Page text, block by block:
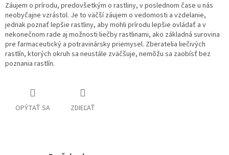
Záujem o prírodu, predovšetkým o rastliny, v poslednom čase u nás
neobyčajne vzrástol. Je to väčší záujem o vedomosti a vzdelanie,
jednak poznať lepšie rastliny, aby mohli prírodu lepšie ovládať a v
nekonečnom rade aj možnosti liečby rastlinami, ako základná surovina
pre farmaceutický a potravinársky priemysel. Zberatelia liečivých
rastlín, ktorých okruh sa neustále zväčšuje, nemôžu sa zaobísť bez
poznania rastlín.
OPÝTAŤ SA ZDIEĽAŤ